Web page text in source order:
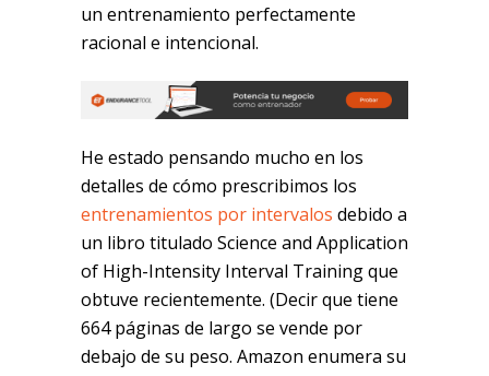
un entrenamiento perfectamente
racional e intencional.
He estado pensando mucho en los
detalles de cómo prescribimos los
entrenamientos por intervalos debido a
un libro titulado Science and Application
of High-Intensity Interval Training que
obtuve recientemente. (Decir que tiene
664 páginas de largo se vende por
debajo de su peso. Amazon enumera su